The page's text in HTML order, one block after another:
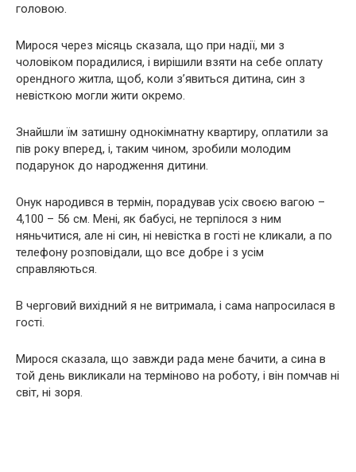
головою.
Мирося через місяць сказала, що при надії, ми з
чоловіком порадилися, і вирішили взяти на себе оплату
орендного житла, щоб, коли з’явиться дитина, син з
невісткою могли жити окремо.
Знайшли їм затишну однокімнатну квартиру, оплатили за
пів року вперед, і, таким чином, зробили молодим
подарунок до народження дитини.
Онук народився в термін, порадував усіх своєю вагою –
4,100 – 56 см. Мені, як бабусі, не терпілося з ним
няньчитися, але ні син, ні невістка в гості не кликали, а по
телефону розповідали, що все добре і з усім
справляються.
В черговий вихідний я не витримала, і сама напросилася в
гості.
Мирося сказала, що завжди рада мене бачити, а сина в
той день викликали на терміново на роботу, і він помчав ні
світ, ні зоря.